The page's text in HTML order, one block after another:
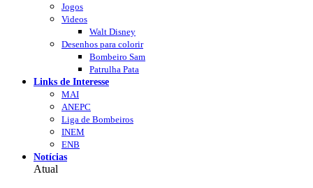
Jogos
Videos
Walt Disney
Desenhos para colorir
Bombeiro Sam
Patrulha Pata
Links de Interesse
MAI
ANEPC
Liga de Bombeiros
INEM
ENB
Notícias
Atual